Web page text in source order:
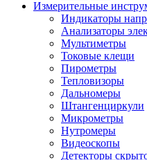
Измерительные
Индикаторы
Анализаторы
Мультиметры
Токовые клещи
Пирометры
Тепловизоры
Дальномеры
Штангенциркули
Микрометры
Нутромеры
Видеоскопы
Детекторы